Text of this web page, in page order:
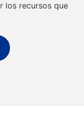
los recursos que